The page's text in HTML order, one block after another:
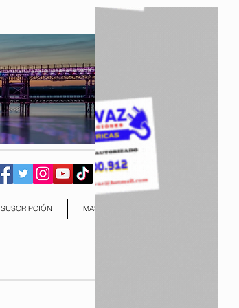
SUSCRIPCIÓN MAS